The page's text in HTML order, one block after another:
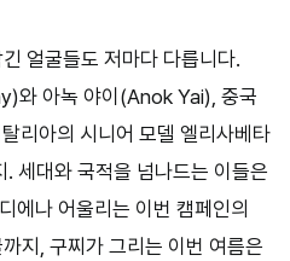
얼굴들도 저마다 다릅니다.
와 아녹 야이(Anok Yai), 중국
리아의 시니어 모델 엘리사베타
대와 국적을 넘나드는 이들은
에나 어울리는 이번 캠페인의
지, 구찌가 그리는 이번 여름은